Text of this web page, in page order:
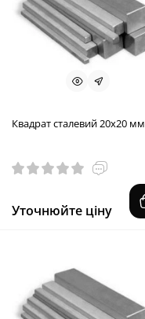
Квадрат сталевий 20х20 мм
Уточнюйте ціну